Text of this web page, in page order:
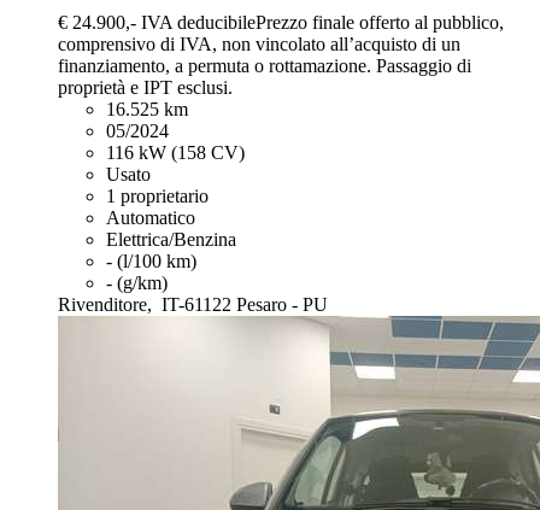
€ 24.900,- IVA deducibilePrezzo finale offerto al pubblico,
comprensivo di IVA, non vincolato all’acquisto di un
finanziamento, a permuta o rottamazione. Passaggio di
proprietà e IPT esclusi.
16.525 km
05/2024
116 kW (158 CV)
Usato
1 proprietario
Automatico
Elettrica/Benzina
- (l/100 km)
- (g/km)
Rivenditore, IT-61122 Pesaro - PU